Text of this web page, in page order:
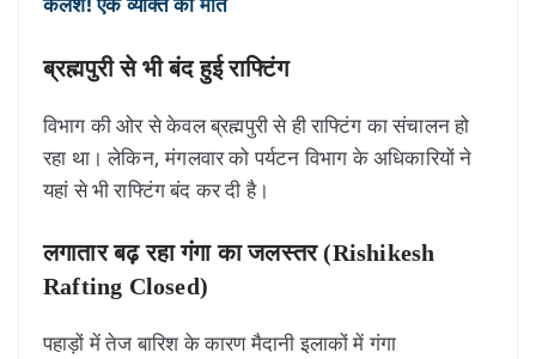
ब्रह्मपुरी से भी बंद हुई राफ्टिंग
विभाग की ओर से केवल ब्रह्मपुरी से ही राफ्टिंग का संचालन हो
रहा था। लेकिन, मंगलवार को पर्यटन विभाग के अधिकारियों ने
यहां से भी राफ्टिंग बंद कर दी है।
लगातार बढ़ रहा गंगा का जलस्तर (Rishikesh
Rafting Closed)
पहाड़ों में तेज बारिश के कारण मैदानी इलाकों में गंगा